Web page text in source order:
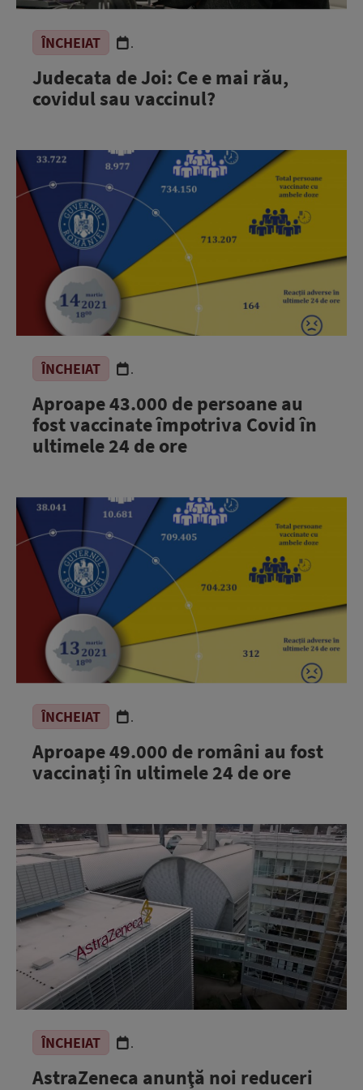
ÎNCHEIAT .
Judecata de Joi: Ce e mai rău,
covidul sau vaccinul?
ÎNCHEIAT .
Aproape 43.000 de persoane au
fost vaccinate împotriva Covid în
ultimele 24 de ore
ÎNCHEIAT .
Aproape 49.000 de români au fost
vaccinați în ultimele 24 de ore
ÎNCHEIAT .
AstraZeneca anunţă noi reduceri